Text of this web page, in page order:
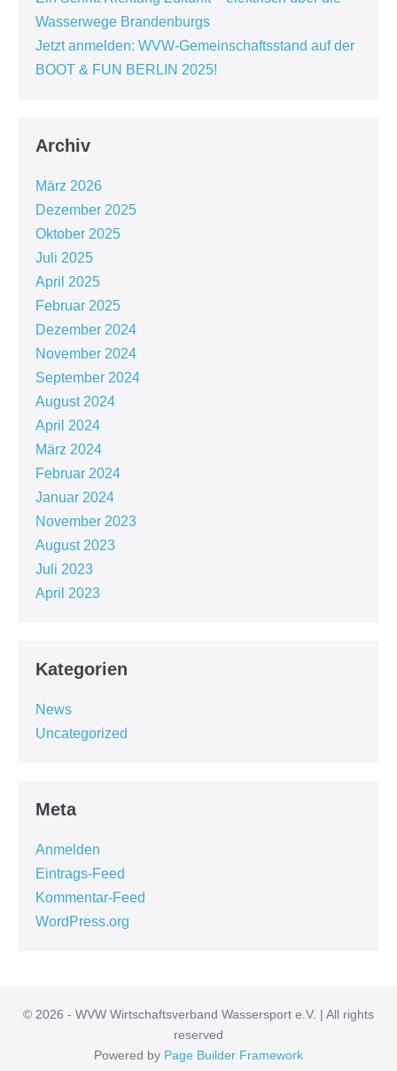
Wasserwege Brandenburgs
Jetzt anmelden: WVW-Gemeinschaftsstand auf der
BOOT & FUN BERLIN 2025!
Archiv
März 2026
Dezember 2025
Oktober 2025
Juli 2025
April 2025
Februar 2025
Dezember 2024
November 2024
September 2024
August 2024
April 2024
März 2024
Februar 2024
Januar 2024
November 2023
August 2023
Juli 2023
April 2023
Kategorien
News
Uncategorized
Meta
Anmelden
Eintrags-Feed
Kommentar-Feed
WordPress.org
© 2026 - WVW Wirtschaftsverband Wassersport e.V. | All rights
reserved
Powered by Page Builder Framework